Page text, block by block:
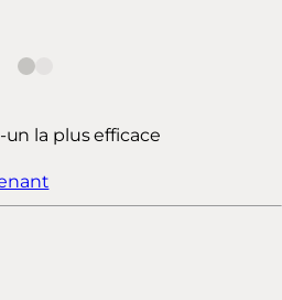
la plus efficace